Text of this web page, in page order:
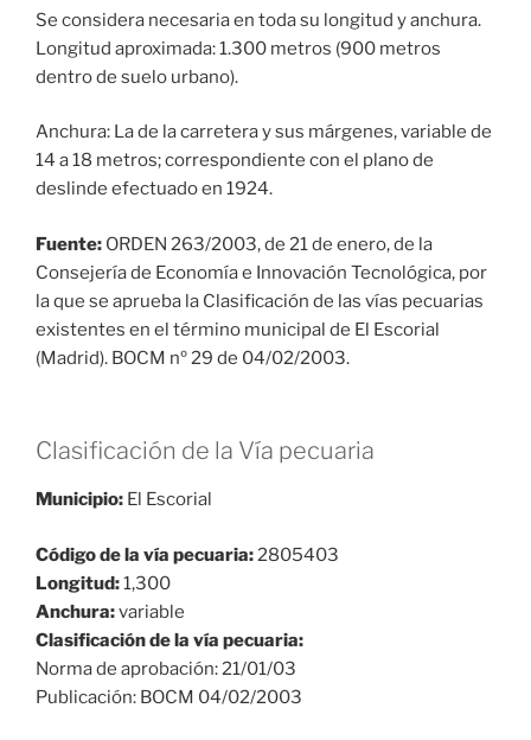
Se considera necesaria en toda su longitud y anchura.
Longitud aproximada: 1.300 metros (900 metros
dentro de suelo urbano).
Anchura: La de la carretera y sus márgenes, variable de
14 a 18 metros; correspondiente con el plano de
deslinde efectuado en 1924.
Fuente: ORDEN 263/2003, de 21 de enero, de la
Consejería de Economía e Innovación Tecnológica, por
la que se aprueba la Clasificación de las vías pecuarias
existentes en el término municipal de El Escorial
(Madrid). BOCM nº 29 de 04/02/2003.
Clasificación de la Vía pecuaria
Municipio: El Escorial
Código de la vía pecuaria:2805403
Longitud:1,300
Anchura:variable
Clasificación de la vía pecuaria:
Norma de aprobación: 21/01/03
Publicación: BOCM 04/02/2003